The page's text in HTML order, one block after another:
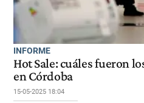
INFORME
Hot Sale: cuáles fueron
en Córdoba
15-05-2025 18:04